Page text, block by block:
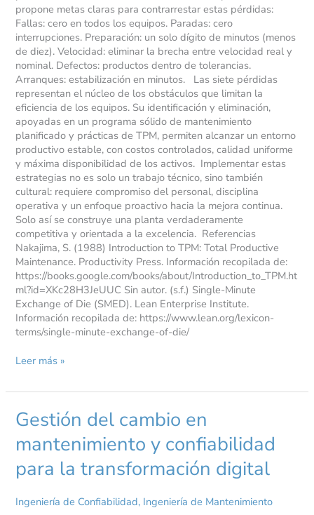
propone metas claras para contrarrestar estas pérdidas:
Fallas: cero en todos los equipos. Paradas: cero
interrupciones. Preparación: un solo dígito de minutos (menos
de diez). Velocidad: eliminar la brecha entre velocidad real y
nominal. Defectos: productos dentro de tolerancias.
Arranques: estabilización en minutos. Las siete pérdidas
representan el núcleo de los obstáculos que limitan la
eficiencia de los equipos. Su identificación y eliminación,
apoyadas en un programa sólido de mantenimiento
planificado y prácticas de TPM, permiten alcanzar un entorno
productivo estable, con costos controlados, calidad uniforme
y máxima disponibilidad de los activos. Implementar estas
estrategias no es solo un trabajo técnico, sino también
cultural: requiere compromiso del personal, disciplina
operativa y un enfoque proactivo hacia la mejora continua.
Solo así se construye una planta verdaderamente
competitiva y orientada a la excelencia. Referencias
Nakajima, S. (1988) Introduction to TPM: Total Productive
Maintenance. Productivity Press. Información recopilada de:
https://books.google.com/books/about/Introduction_to_TPM.ht
ml?id=XKc28H3JeUUC Sin autor. (s.f.) Single-Minute
Exchange of Die (SMED). Lean Enterprise Institute.
Información recopilada de: https://www.lean.org/lexicon-
terms/single-minute-exchange-of-die/
Leer más »
Gestión del cambio en
mantenimiento y confiabilidad
para la transformación digital
Ingeniería de Confiabilidad, Ingeniería de Mantenimiento
Gestión
del
cambio
mantenimiento
confiabilidad
para